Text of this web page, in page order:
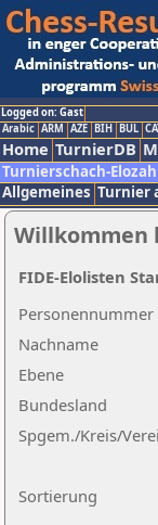
Logged on: Gast
Arabic ARM AZE BIH BUL
Home TurnierDB
Turnierschach-
Allgemeines Turnier
Willkommen
Nachname
Ebene
Sortierung
Personennummer
Bundesland
Spgem./Kreis/
FIDE-Elolisten